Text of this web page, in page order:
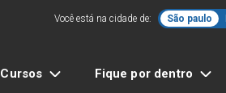
Você está na cidade de: São paulo
Cursos Fique por dentro